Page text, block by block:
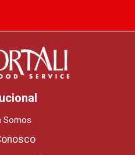
Somos